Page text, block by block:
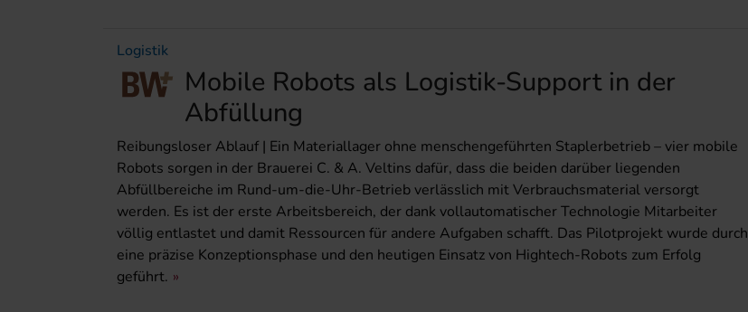
Logistik
Mobile Robots als Logistik-Support in der
Abfüllung
Reibungsloser Ablauf | Ein Materiallager ohne menschengeführten Staplerbetrieb – vier mobile
Robots sorgen in der Brauerei C. & A. Veltins dafür, dass die beiden darüber liegenden
Abfüllbereiche im Rund-um-die-Uhr-Betrieb verlässlich mit Verbrauchsmaterial versorgt
werden. Es ist der erste Arbeitsbereich, der dank vollautomatischer Technologie Mitarbeiter
völlig entlastet und damit Ressourcen für andere Aufgaben schafft. Das Pilotprojekt wurde durch
eine präzise Konzeptionsphase und den heutigen Einsatz von Hightech-Robots zum Erfolg
geführt.